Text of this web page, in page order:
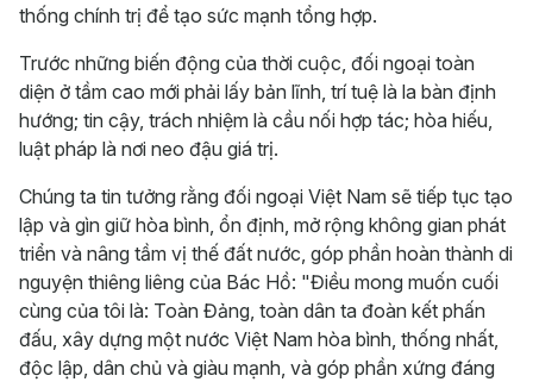
thống chính trị để tạo sức mạnh tổng hợp.
Trước những biến động của thời cuộc, đối ngoại toàn
diện ở tầm cao mới phải lấy bản lĩnh, trí tuệ là la bàn định
hướng; tin cậy, trách nhiệm là cầu nối hợp tác; hòa hiếu,
luật pháp là nơi neo đậu giá trị.
Chúng ta tin tưởng rằng đối ngoại Việt Nam sẽ tiếp tục tạo
lập và gìn giữ hòa bình, ổn định, mở rộng không gian phát
triển và nâng tầm vị thế đất nước, góp phần hoàn thành di
nguyện thiêng liêng của Bác Hồ: "Điều mong muốn cuối
cùng của tôi là: Toàn Đảng, toàn dân ta đoàn kết phấn
đấu, xây dựng một nước Việt Nam hòa bình, thống nhất,
độc lập, dân chủ và giàu mạnh, và góp phần xứng đáng